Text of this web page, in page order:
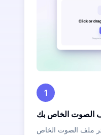
1
الصوت الخاص بك
ملف الصوت الخاص